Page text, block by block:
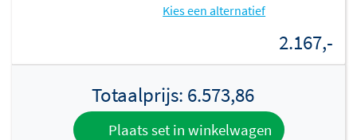
Kies een alternatief
2.167,-
Totaalprijs: 6.573,86
Plaats set in winkelwagen